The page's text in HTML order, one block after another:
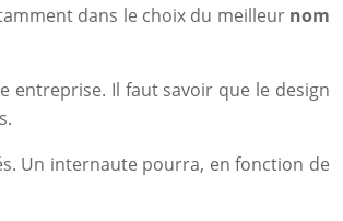
dans le choix du meilleur nom
entreprise. Il faut savoir que le design
Un internaute pourra, en fonction de